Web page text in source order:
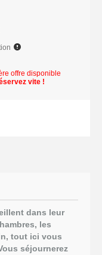
offre disponible
vite !
dans leur
les
tout ici vous
séjournerez